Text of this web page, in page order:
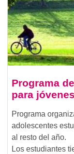
Programa
para jóvenes
Programa
adolescentes
al resto del año.
Los estudiantes